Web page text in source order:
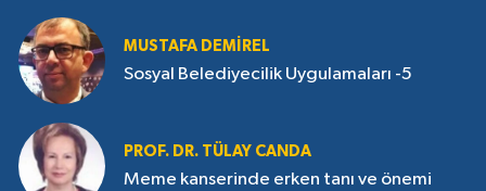
MUSTAFA DEMIREL
Sosyal Belediyecilik Uygulamaları -5
PROF. DR. TÜLAY CANDA
Meme kanserinde erken tanı ve önemi